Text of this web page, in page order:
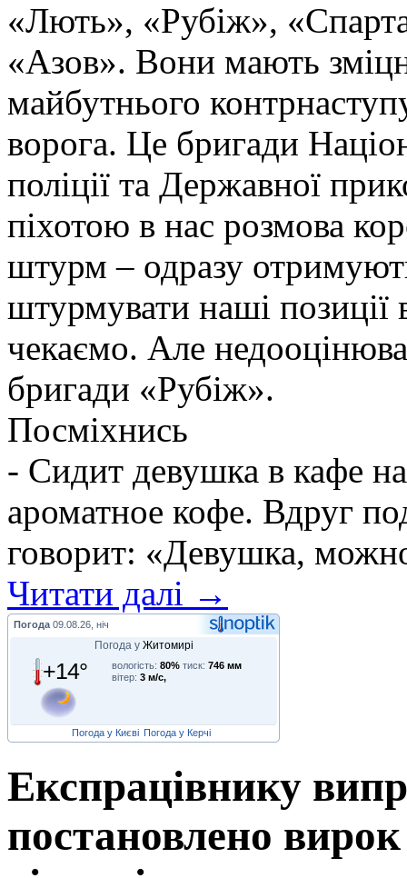
«Лють», «Рубіж»,
«Азов». Вони мають
майбутнього
ворога. Це бригади
поліції та Державної
піхотою в нас розмова
штурм – одразу
штурмувати наші позиції
чекаємо. Але
бригади «Рубіж».
Посміхнись
- Сидит девушка в кафе
ароматное кофе. Вдруг
говорит: «Девушка,
Читати далі →
Погода 09.08.26, ніч
Погода у Житомирі
+14° вологість: 80% тиск: 746 мм
вітер: 3 м/с,
Погода у Києві Погода у Керчі
Експрацівнику
постановлено